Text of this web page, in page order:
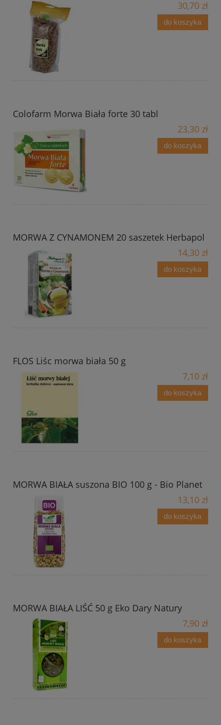
30,70 zł
do koszyka
Colofarm Morwa Biała forte 30 tabl
23,30 zł
do koszyka
MORWA Z CYNAMONEM 20 saszetek Herbapol
14,30 zł
do koszyka
FLOS Liśc morwa biała 50 g
7,10 zł
do koszyka
MORWA BIAŁA suszona BIO 100 g - Bio Planet
13,10 zł
do koszyka
MORWA BIAŁA LIŚĆ 50 g Eko Dary Natury
7,90 zł
do koszyka